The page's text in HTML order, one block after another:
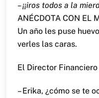
– ¡¡iros todos a la
ANÉCDOTA CON EL
Un año les puse
verles las caras.
El Director
– Erika, ¿cómo se te